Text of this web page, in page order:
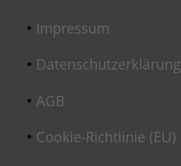
Impressum
Datenschutzerklärung
AGB
Cookie-Richtlinie (EU)